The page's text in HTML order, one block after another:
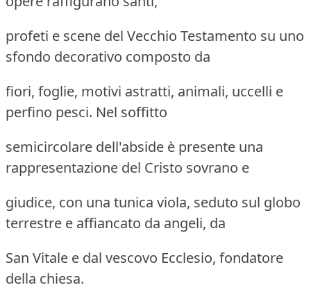
profeti e scene del Vecchio Testamento su uno
sfondo decorativo composto da
fiori, foglie, motivi astratti, animali, uccelli e
perfino pesci. Nel soffitto
semicircolare dell'abside è presente una
rappresentazione del Cristo sovrano e
giudice, con una tunica viola, seduto sul globo
terrestre e affiancato da angeli, da
San Vitale e dal vescovo Ecclesio, fondatore
della chiesa.